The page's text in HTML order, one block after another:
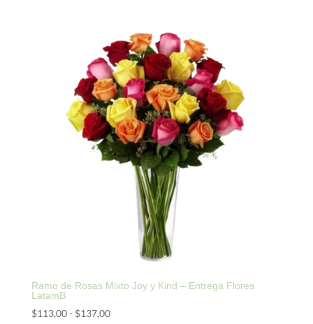
$113,00
hasta
$137,00
Ramo de Rosas Mixto Joy y Kind – Entrega Flores
LatamB
$113,00- $137,00Rango